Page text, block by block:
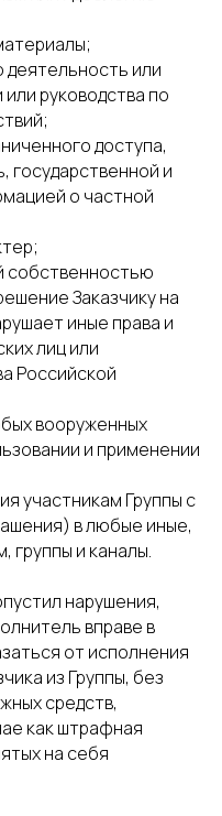
деятельность или
руководства по
доступа,
государственной и
о частной
собственностью
Заказчику на
иные права и
лиц или
Российской
вооруженных
и применении
участникам Группы с
в любые иные,
группы и каналы.
нарушения,
вправе в
от исполнения
из Группы, без
средств,
как штрафная
на себя